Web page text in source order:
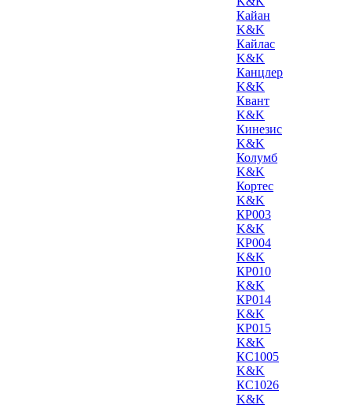
Кайан
K&K
Кайлас
K&K
Канцлер
K&K
Квант
K&K
Кинезис
K&K
Колумб
K&K
Кортес
K&K
КР003
K&K
КР004
K&K
КР010
K&K
КР014
K&K
КР015
K&K
КС1005
K&K
КС1026
K&K